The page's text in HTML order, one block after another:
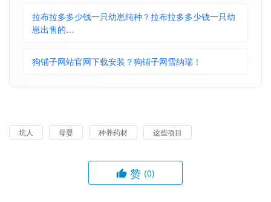
拉布拉多多少钱一只幼崽纯种？拉布拉多多少钱一只幼
崽出售的…
狗铺子网站官网下载安装？狗铺子网雪纳瑞！
坑人 母婴 种养药材 这些项目
赞 (0)